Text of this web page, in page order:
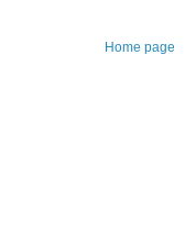
Home page